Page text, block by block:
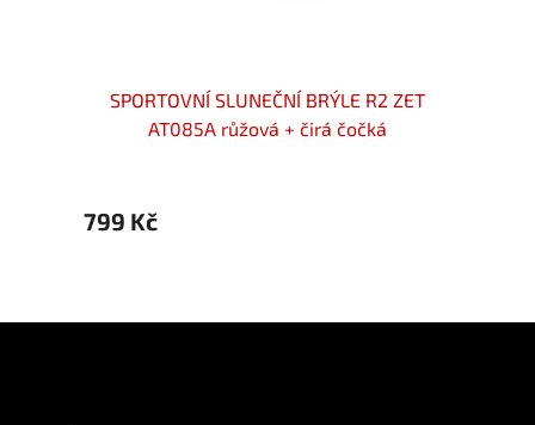
SPORTOVNÍ SLUNEČNÍ BRÝLE R2 ZET
AT085A růžová + čirá čočká
799 Kč